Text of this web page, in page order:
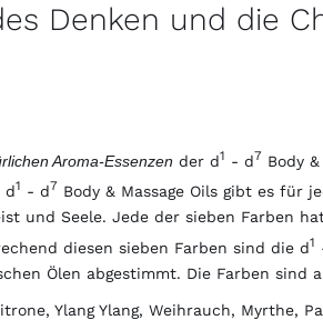
Denken und die
Aroma-Essenzen der d1 - d7 Body
d1 - d7 Body & Massage Oils gibt es für
und Seele. Jede der sieben Farben
diesen sieben Farben sind die d1
Ölen abgestimmt. Die Farben
Ylang Ylang, Weihrauch, Myrthe,